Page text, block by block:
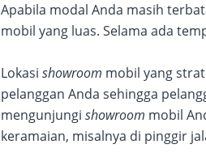
Apabila modal Anda masih
mobil yang luas. Selama ada
Lokasi showroom mobil yang
pelanggan Anda sehingga
mengunjungi showroom mobil
keramaian, misalnya di pinggir